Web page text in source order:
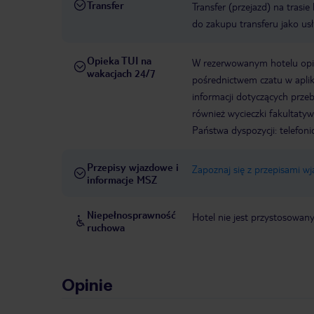
Transfer
Transfer (przejazd) na
do zakupu transferu jako
Opieka TUI na
wakacjach 24/7
W rezerwowanym hotelu
pośrednictwem czatu w
informacji dotyczących
również wycieczki
Państwa dyspozycji:
Przepisy wjazdowe i
informacje MSZ
Zapoznaj się z przepisami
Niepełnosprawność
ruchowa
Hotel nie jest
Opinie